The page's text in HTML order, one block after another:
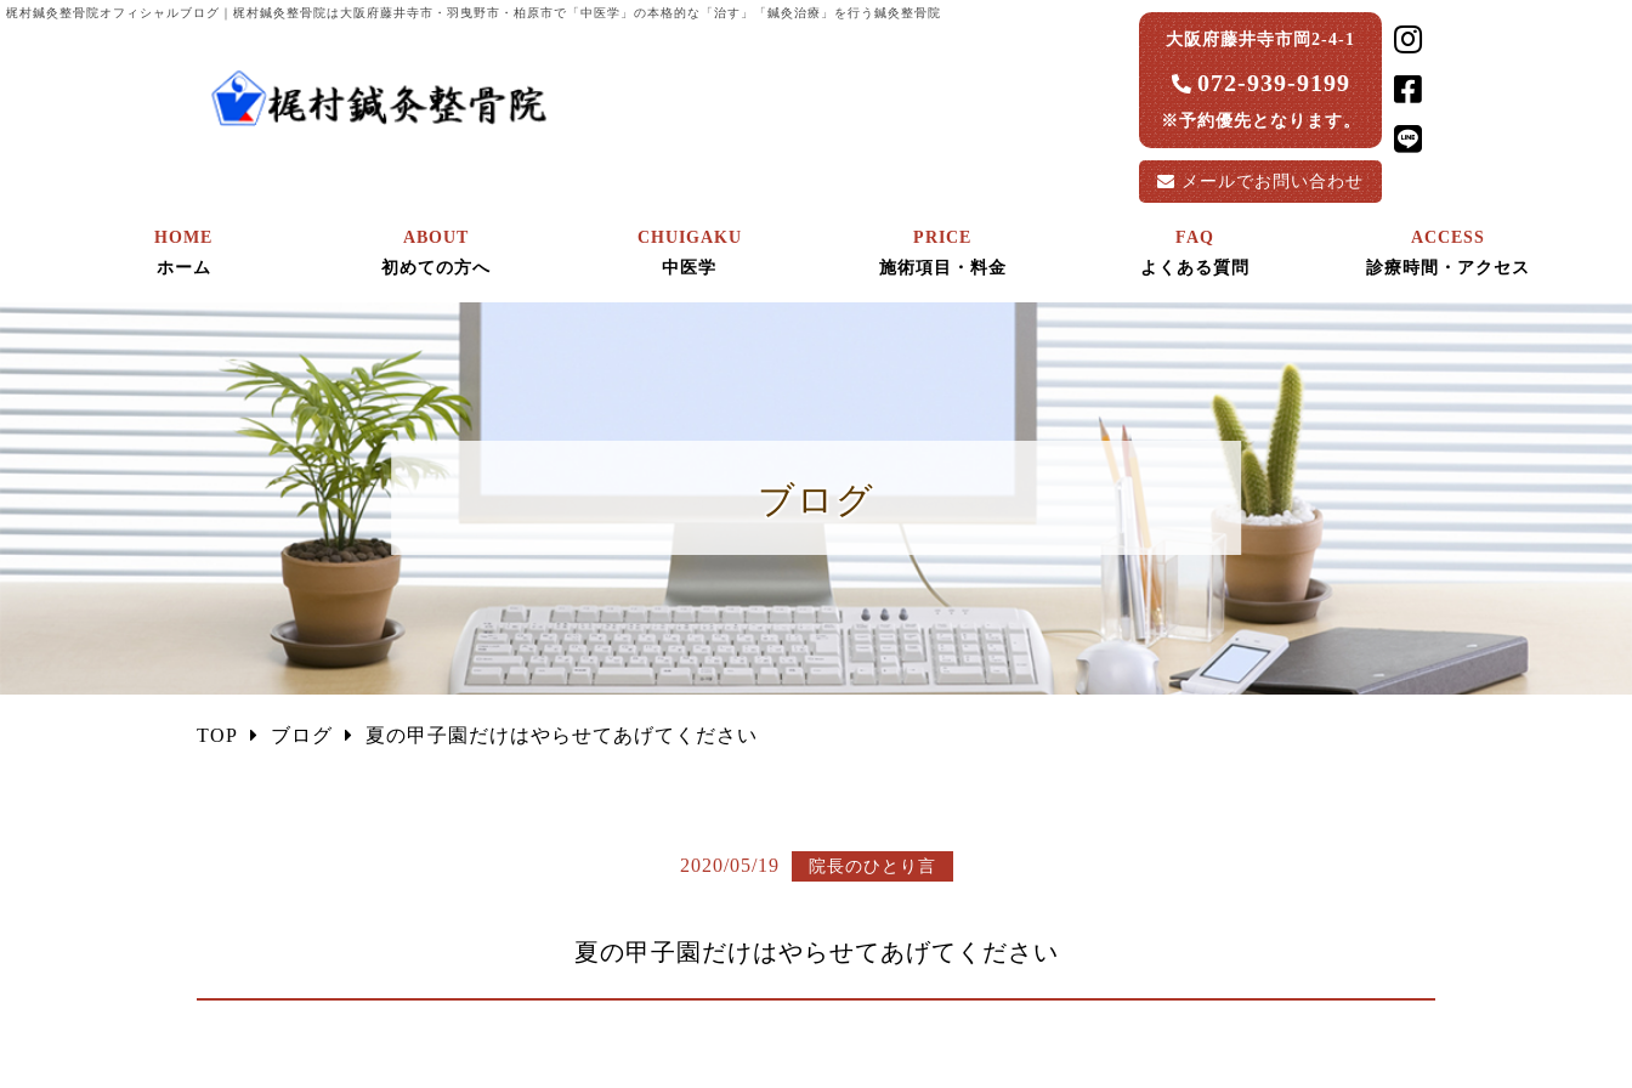
梶村鍼灸整骨院オフィシャルブログ｜梶村鍼灸整骨院は大阪府藤井寺市・羽曳野市・柏原市で「中医学」の本格的な「治す」「鍼灸治療」を行う鍼灸整骨院
大阪府藤井寺市岡2-4-1
072-939-9199
※予約優先となります。
メールでお問い合わせ
HOME
ホーム
ABOUT
初めての方へ
CHUIGAKU
中医学
PRICE
施術項目・料金
FAQ
よくある質問
ACCESS
診療時間・アクセス
ブログ
TOP ブログ 夏の甲子園だけはやらせてあげてください
2020/05/19 院長のひとり言
夏の甲子園だけはやらせてあげてください